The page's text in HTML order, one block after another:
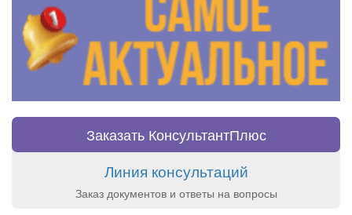
Заказать КонсультантПлюс
Линия консультаций
Заказ документов и ответы на вопросы